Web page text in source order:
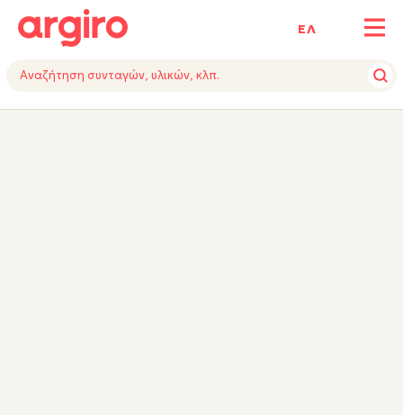
ΕΛ
ΥΛΙΚΑΕΚΤΕΛΕΣΗTIPSΕΞΟΠΛΙΣΜΟΣ